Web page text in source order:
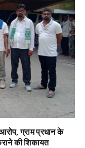
ग्राम प्रधान के
की शिकायत